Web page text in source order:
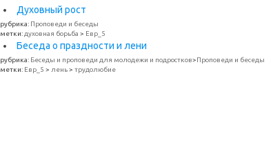
Духовный рост
рубрика: Проповеди и беседы
метки: духовная борьба > Евр_5
Беседа о праздности и лени
рубрика: Беседы и проповеди для молодежи и подростков>Проповеди и беседы
метки: Евр_5 > лень> трудолюбие